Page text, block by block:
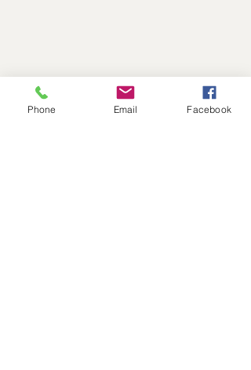
Phone Email Facebook